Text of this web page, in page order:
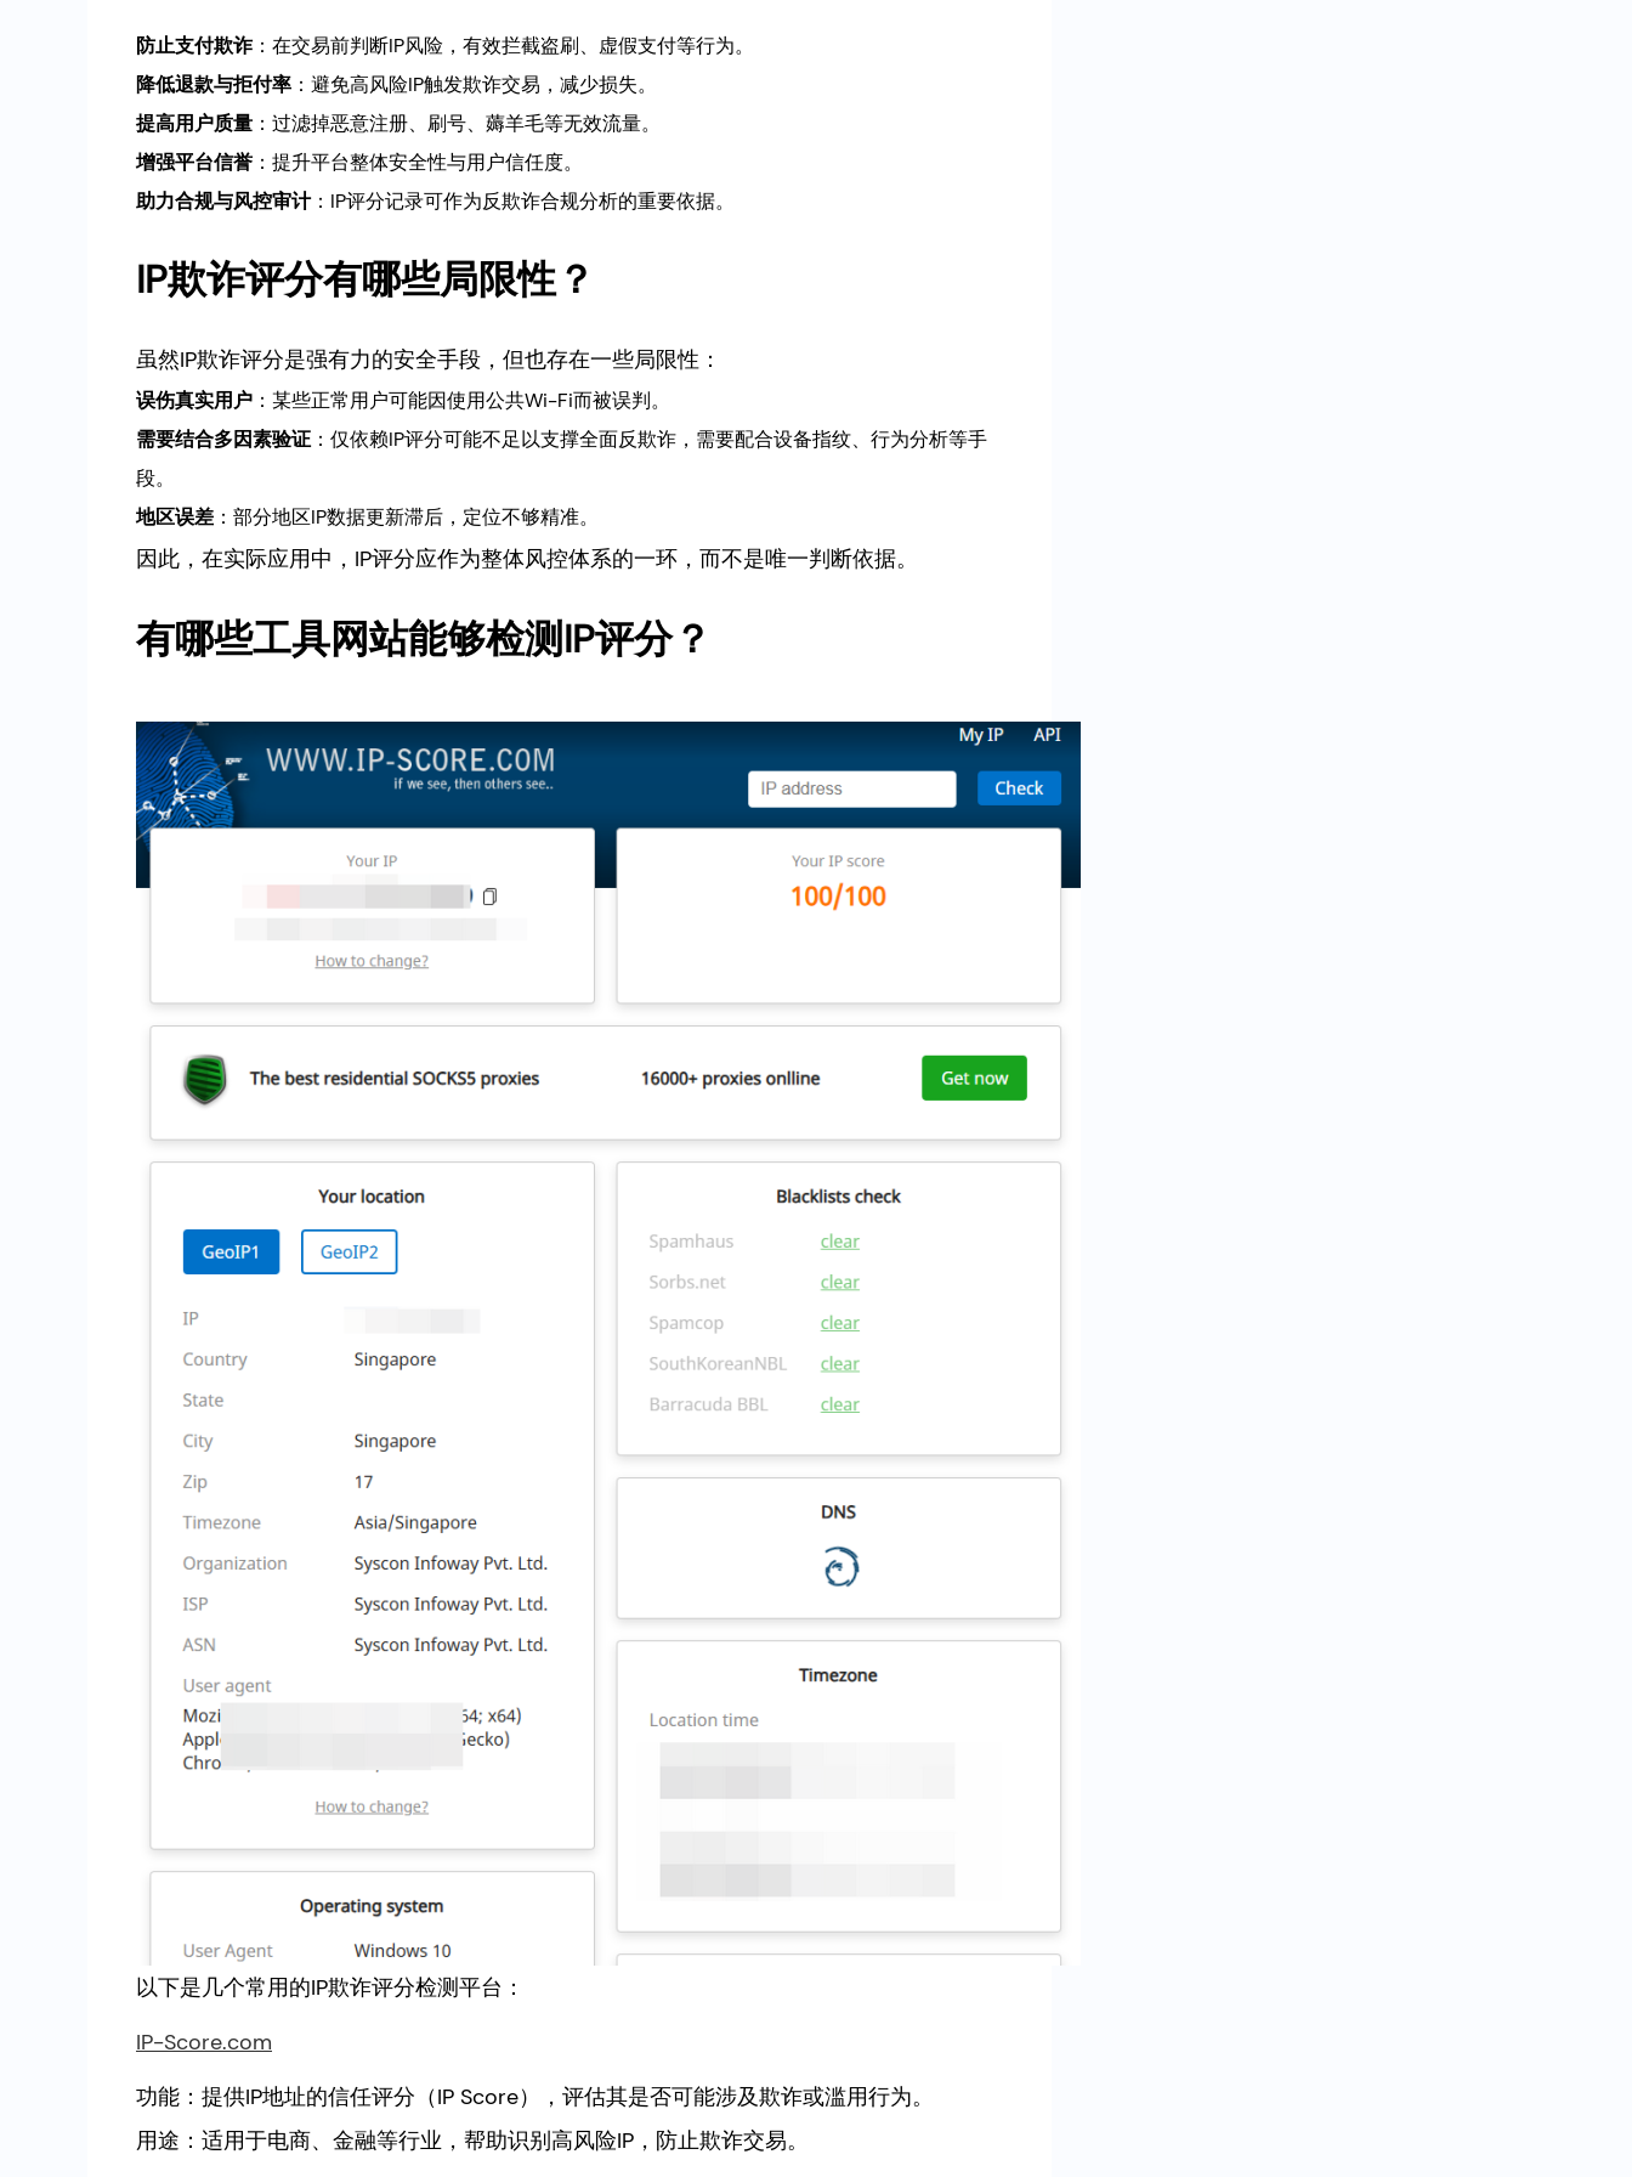
防止支付欺诈：在交易前判断IP风险，有效拦截盗刷、虚假支付等行为。
降低退款与拒付率 ：避免高风险IP触发欺诈交易，减少损失。
提高用户质量 ：过滤掉恶意注册、刷号、薅羊毛等无效流量。
增强平台信誉 ：提升平台整体安全性与用户信任度。
助力合规与风控审计：IP评分记录可作为反欺诈合规分析的重要依据。
IP欺诈评分有哪些局限性？
虽然IP欺诈评分是强有力的安全手段，但也存在一些局限性：
误伤真实用户 ：某些正常用户可能因使用公共Wi-Fi而被误判。
需要结合多因素验证 ：仅依赖IP评分可能不足以支撑全面反欺诈，需要配合设备指纹、行为分析等手
段。
地区误差 ：部分地区IP数据更新滞后，定位不够精准。
因此，在实际应用中，IP评分应作为整体风控体系的一环，而不是唯一判断依据。
有哪些工具网站能够检测IP评分？
以下是几个常用的IP欺诈评分检测平台：
IP-Score.com
功能：提供IP地址的信任评分（IP Score），评估其是否可能涉及欺诈或滥用行为。
用途：适用于电商、金融等行业，帮助识别高风险IP，防止欺诈交易。